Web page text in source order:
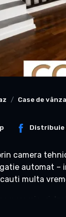
Case de
Distribuie
camera
automat –
multa
lemn,